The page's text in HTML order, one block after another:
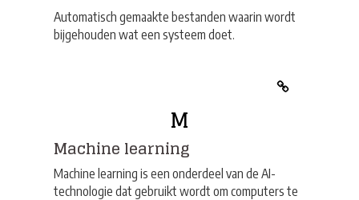
Automatisch gemaakte bestanden waarin wordt
bijgehouden wat een systeem doet.
M
Machine learning
Machine learning is een onderdeel van de AI-
technologie dat gebruikt wordt om computers te